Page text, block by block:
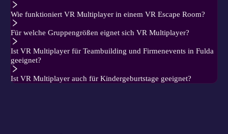
Wie funktioniert VR Multiplayer in einem VR Escape Room?
Für welche Gruppengrößen eignet sich VR Multiplayer?
Ist VR Multiplayer für Teambuilding und Firmenevents in Fulda
geeignet?
Ist VR Multiplayer auch für Kindergeburtstage geeignet?